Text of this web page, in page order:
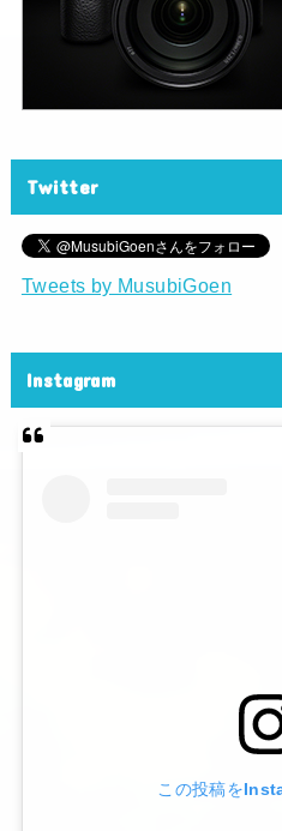
Twitter
Tweets by MusubiGoen
Instagram
この投稿を